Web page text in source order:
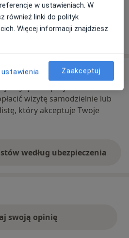
telefonu
więcej
akceptowanych
wyłącznie pacjentów
wizytę samodzielnie lub
który akceptuje Twoje
według ubezpieczenia
swoją opinię
w ustawieniach. W
również linki do polityk
Więcej informacji znajdziesz
Zaakceptuj